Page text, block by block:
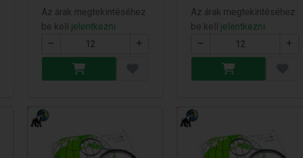
Az árak megtekintéséhez
be kell jelentkezni
Az árak megtekintéséhez
be kell jelentkezni